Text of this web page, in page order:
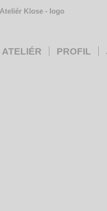
ATELIÉR PROFIL